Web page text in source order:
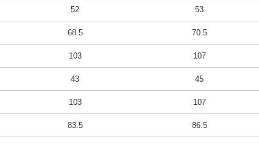
52 53
68.5 70.5
103 107
43 45
103 107
83.5 86.5